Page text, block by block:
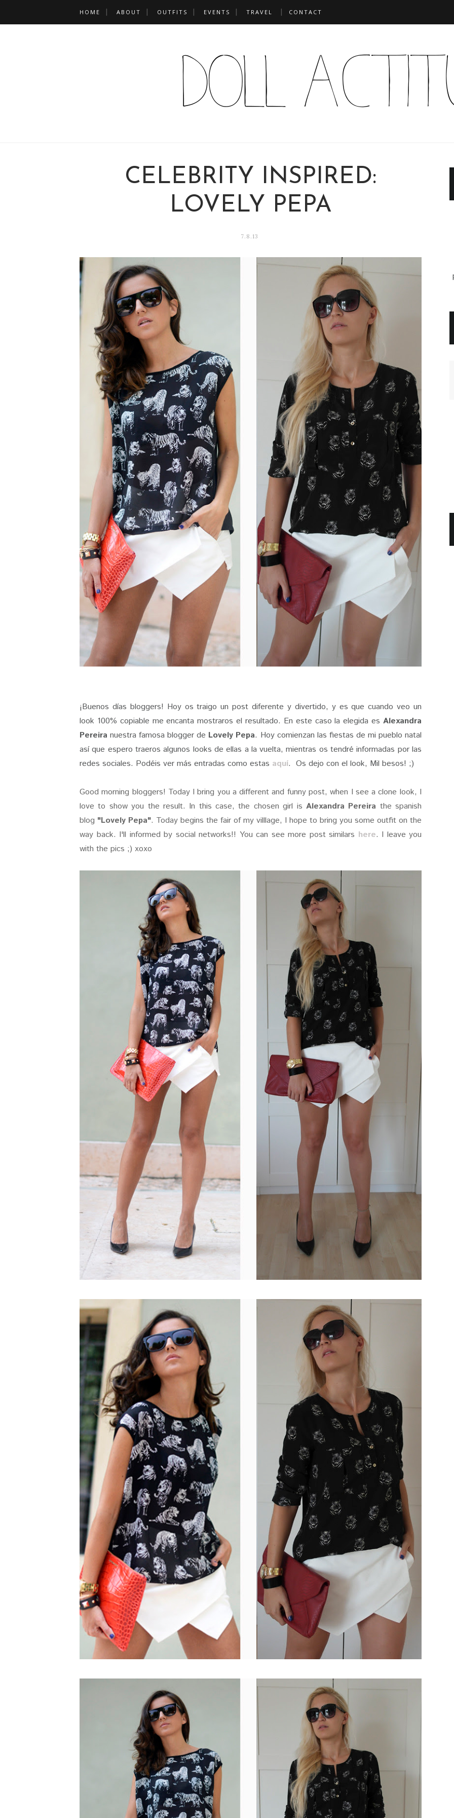
HOME ABOUT OUTFITS EVENTS TRAVEL CONTACT
CELEBRITY INSPIRED:
LOVELY PEPA
7.8.13
¡Buenos días bloggers! Hoy os traigo un post diferente y divertido, y es que cuando veo un
look 100% copiable me encanta mostraros el resultado. En este caso la elegida es Alexandra
Pereira nuestra famosa blogger de Lovely Pepa. Hoy comienzan las fiestas de mi pueblo natal
así que espero traeros algunos looks de ellas a la vuelta, mientras os tendré informadas por las
redes sociales. Podéis ver más entradas como estas aquí. Os dejo con el look, Mil besos! ;)
Good morning bloggers! Today I bring you a different and funny post, when I see a clone look, I
love to show you the result. In this case, the chosen girl is Alexandra Pereira the spanish
blog "Lovely Pepa". Today begins the fair of my villlage, I hope to bring you some outfit on the
way back. I'll informed by social networks!! You can see more post similars here. I leave you
with the pics ;) xoxo